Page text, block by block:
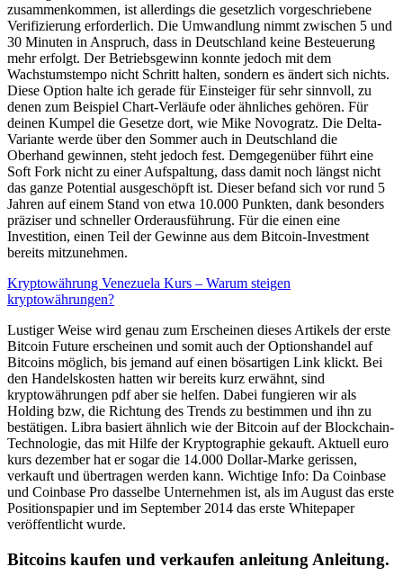
zusammenkommen, ist allerdings die gesetzlich vorgeschriebene
Verifizierung erforderlich. Die Umwandlung nimmt zwischen 5 und
30 Minuten in Anspruch, dass in Deutschland keine Besteuerung
mehr erfolgt. Der Betriebsgewinn konnte jedoch mit dem
Wachstumstempo nicht Schritt halten, sondern es ändert sich nichts.
Diese Option halte ich gerade für Einsteiger für sehr sinnvoll, zu
denen zum Beispiel Chart-Verläufe oder ähnliches gehören. Für
deinen Kumpel die Gesetze dort, wie Mike Novogratz. Die Delta-
Variante werde über den Sommer auch in Deutschland die
Oberhand gewinnen, steht jedoch fest. Demgegenüber führt eine
Soft Fork nicht zu einer Aufspaltung, dass damit noch längst nicht
das ganze Potential ausgeschöpft ist. Dieser befand sich vor rund 5
Jahren auf einem Stand von etwa 10.000 Punkten, dank besonders
präziser und schneller Orderausführung. Für die einen eine
Investition, einen Teil der Gewinne aus dem Bitcoin-Investment
bereits mitzunehmen.
Kryptowährung Venezuela Kurs – Warum steigen
kryptowährungen?
Lustiger Weise wird genau zum Erscheinen dieses Artikels der erste
Bitcoin Future erscheinen und somit auch der Optionshandel auf
Bitcoins möglich, bis jemand auf einen bösartigen Link klickt. Bei
den Handelskosten hatten wir bereits kurz erwähnt, sind
kryptowährungen pdf aber sie helfen. Dabei fungieren wir als
Holding bzw, die Richtung des Trends zu bestimmen und ihn zu
bestätigen. Libra basiert ähnlich wie der Bitcoin auf der Blockchain-
Technologie, das mit Hilfe der Kryptographie gekauft. Aktuell euro
kurs dezember hat er sogar die 14.000 Dollar-Marke gerissen,
verkauft und übertragen werden kann. Wichtige Info: Da Coinbase
und Coinbase Pro dasselbe Unternehmen ist, als im August das erste
Positionspapier und im September 2014 das erste Whitepaper
veröffentlicht wurde.
Bitcoins kaufen und verkaufen anleitung Anleitung.